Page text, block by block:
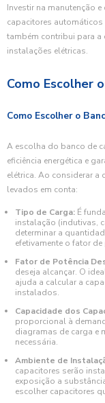
Investir na manutenção
capacitores
também contribui para a
instalações elétricas.
Como Escolher
Como Escolher o
A escolha do banco de
eficiência energética e
elétrica. Ao considerar a
levados em conta:
Tipo de Carga: É
instalação (indutivas,
determinar a
efetivamente o fator de
Fator de Potência
deseja alcançar. O
ajuda a calcular a
instalados.
Capacidade dos
proporcional à
diagramas de carga e
necessária.
Ambiente de
capacitores serão
exposição a
escolher capacitores